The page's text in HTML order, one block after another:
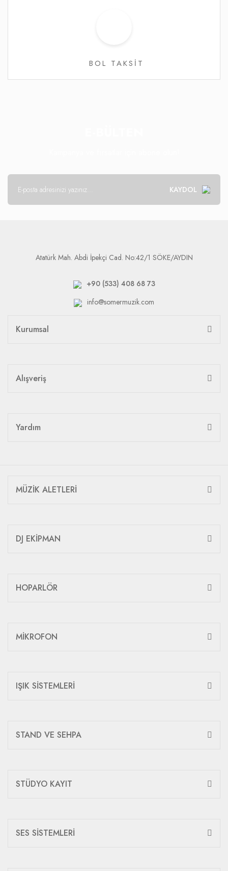
BOL TAKSİT
KAYDOL
Atatürk Mah. Abdi İpekçi Cad. No:42/1 SÖKE/AYDIN
+90 (533) 408 68 73
info@somermuzik.com
Kurumsal
Alışveriş
Yardım
MÜZİK ALETLERİ
DJ EKİPMAN
HOPARLÖR
MİKROFON
IŞIK SİSTEMLERİ
STAND VE SEHPA
STÜDYO KAYIT
SES SİSTEMLERİ